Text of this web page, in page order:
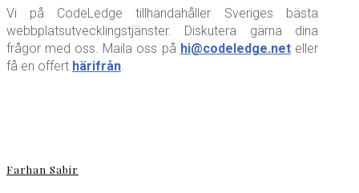
Vi på CodeLedge tillhandahåller Sveriges bästa
webbplatsutvecklingstjänster. Diskutera gärna dina
frågor med oss. Maila oss på hi@codeledge.neteller
få en offert härifrån.
Farhan Sabir